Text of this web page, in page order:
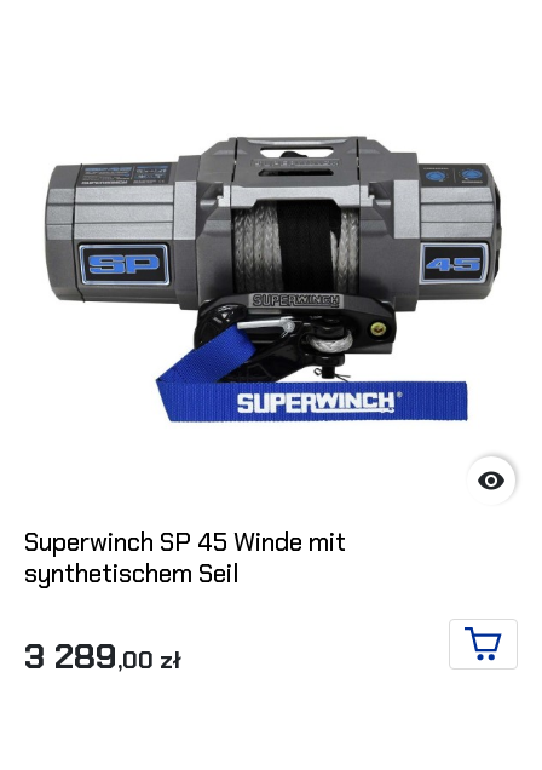

Superwinch SP 45 Winde mit
synthetischem Seil
3 289,00 zł IN